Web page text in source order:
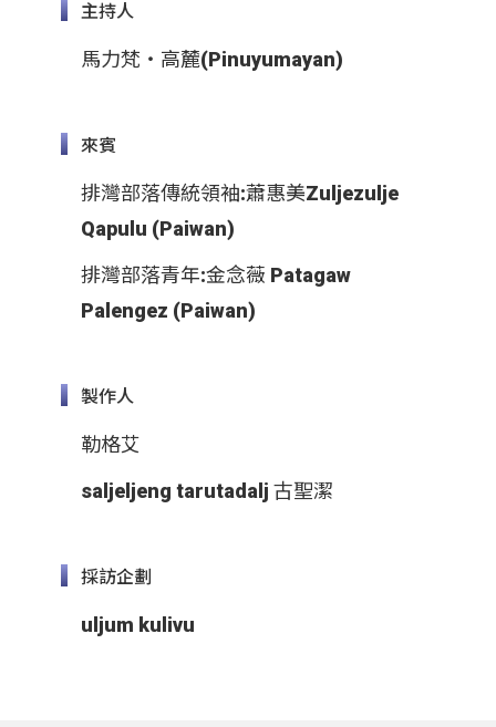
主持人
馬力梵‧高麓(Pinuyumayan)
來賓
排灣部落傳統領袖:蕭惠美Zuljezulje
Qapulu (Paiwan)
排灣部落青年:金念薇 Patagaw
Palengez (Paiwan)
製作人
勒格艾
saljeljeng tarutadalj 古聖潔
採訪企劃
uljum kulivu